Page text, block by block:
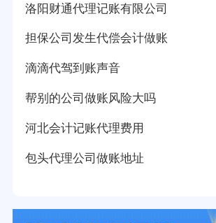
洛阳财通代理记账有限公司
担保公司发生代偿会计做账
滴滴代驾到账声音
帮别的公司做账风险大吗
河北会计记账代理费用
包头代理公司做账地址